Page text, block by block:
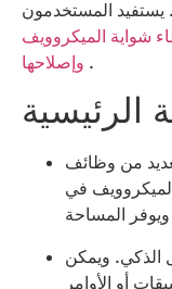
المستخدمون
شواية الميكروويف
.
الرئيسية
من وظائف
في
الذكي. ويمكن
أو الأوامر